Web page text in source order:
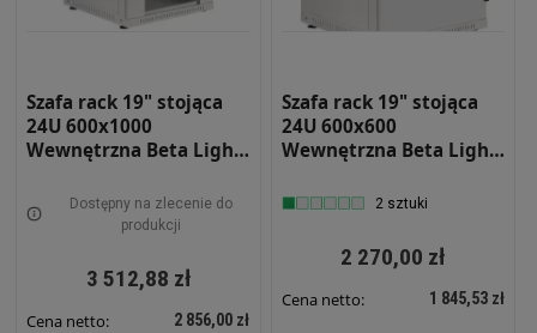
Szafa rack 19" stojąca
24U 600x1000
Wewnętrzna Beta Light
Dostępny na zlecenie do
produkcji
3 512,88 zł
Cena netto: 2 856,00 zł
Szafa rack 19" stojąca
24U 600x600
Wewnętrzna Beta Light
2 sztuki
2 270,00 zł
Cena netto: 1 845,53 zł